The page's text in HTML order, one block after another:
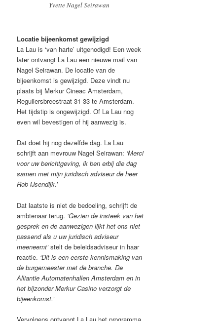
Yvette Nagel Seirawan
Locatie bijeenkomst gewijzigd
La Lau is ‘van harte’ uitgenodigd! Een week
later ontvangt La Lau een nieuwe mail van
Nagel Seirawan. De locatie van de
bijeenkomst is gewijzigd. Deze vindt nu
plaats bij Merkur Cineac Amsterdam,
Reguliersbreestraat 31-33 te Amsterdam.
Het tijdstip is ongewijzigd. Of La Lau nog
even wil bevestigen of hij aanwezig is.
Dat doet hij nog dezelfde dag. La Lau
schrijft aan mevrouw Nagel Seirawan: ‘Merci
voor uw berichtgeving, ik ben erbij die dag
samen met mijn juridisch adviseur de heer
Rob IJsendijk.’
Dat laatste is niet de bedoeling, schrijft de
ambtenaar terug. ‘Gezien de insteek van het
gesprek en de aanwezigen lijkt het ons niet
passend als u uw juridisch adviseur
meeneemt’stelt de beleidsadviseur in haar
reactie. ‘Dit is een eerste kennismaking van
de burgemeester met de branche. De
Alliantie Automatenhallen Amsterdam en in
het bijzonder Merkur Casino verzorgt de
bijeenkomst.’
Vervolgens ontvangt La Lau het programma